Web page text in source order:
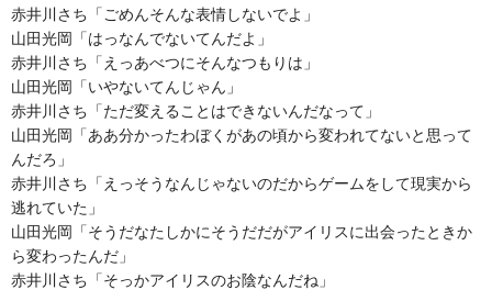
赤井川さち「ごめんそんな表情しないでよ」
山田光岡「はっなんでないてんだよ」
赤井川さち「えっあべつにそんなつもりは」
山田光岡「いやないてんじゃん」
赤井川さち「ただ変えることはできないんだなって」
山田光岡「ああ分かったわぼくがあの頃から変われてないと思って
んだろ」
赤井川さち「えっそうなんじゃないのだからゲームをして現実から
逃れていた」
山田光岡「そうだなたしかにそうだだがアイリスに出会ったときか
ら変わったんだ」
赤井川さち「そっかアイリスのお陰なんだね」